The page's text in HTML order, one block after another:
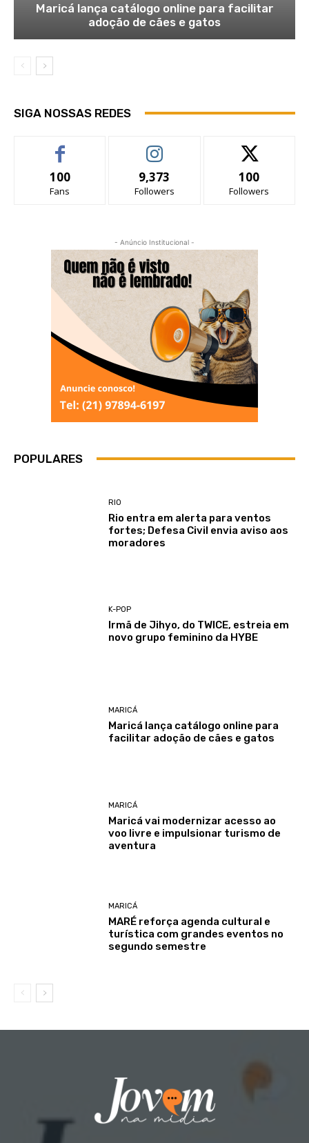
Maricá lança catálogo online para facilitar
adoção de cães e gatos
SIGA NOSSAS REDES
100
Fans
9,373
Followers
100
Followers
- Anúncio Institucional -
POPULARES
RIO
Rio entra em alerta para ventos
fortes; Defesa Civil envia aviso aos
moradores
K-POP
Irmã de Jihyo, do TWICE, estreia em
novo grupo feminino da HYBE
MARICÁ
Maricá lança catálogo online para
facilitar adoção de cães e gatos
MARICÁ
Maricá vai modernizar acesso ao
voo livre e impulsionar turismo de
aventura
MARICÁ
MARÉ reforça agenda cultural e
turística com grandes eventos no
segundo semestre